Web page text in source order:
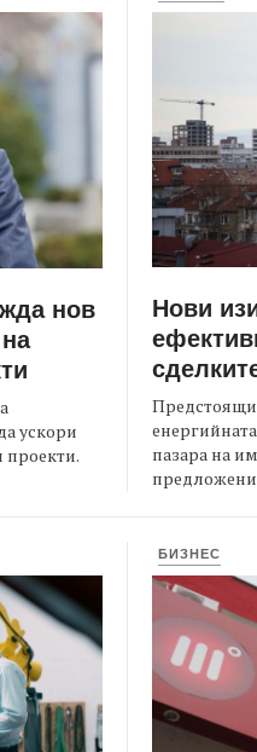
нов
ускори
проекти.
Нови
Предстоящи
пазара на
БИЗНЕС